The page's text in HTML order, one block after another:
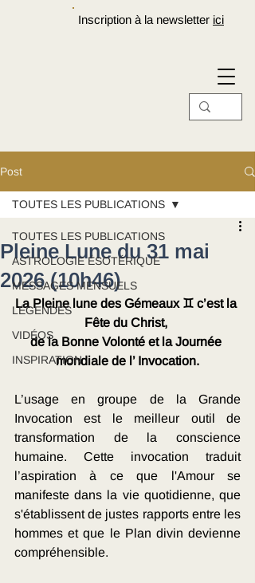
Inscription à la newsletter ici
Post
TOUTES LES PUBLICATIONS
ASTROLOGIE ÉSOTÉRIQUE
MESSAGES MENSUELS
LÉGENDES
VIDÉOS
INSPIRATION
TOUTES LES PUBLICATIONS
Pleine Lune du 31 mai
2026 (10h46)
La Pleine lune des Gémeaux ♊ c’est la
Fête du Christ,
de la Bonne Volonté et la Journée
mondiale de l’ Invocation.
L’usage en groupe de la Grande
Invocation est le meilleur outil de
transformation de la conscience
humaine. Cette invocation traduit
l’aspiration à ce que l'Amour se
manifeste dans la vie quotidienne, que
s'établissent de justes rapports entre les
hommes et que le Plan divin devienne
compréhensible.